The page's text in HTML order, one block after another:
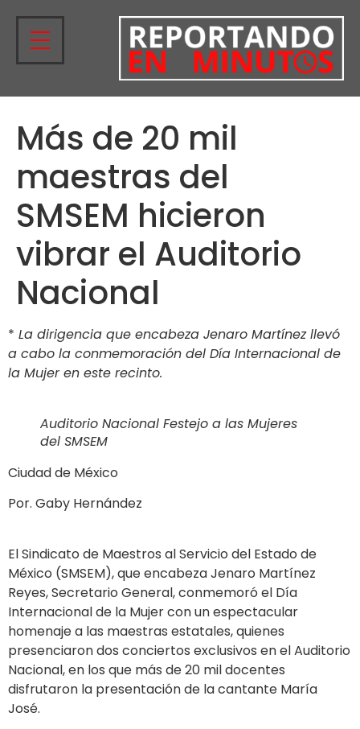
Más de 20 mil
maestras del
SMSEM hicieron
vibrar el Auditorio
Nacional
* La dirigencia que encabeza Jenaro Martínez llevó
a cabo la conmemoración del Día Internacional de
la Mujer en este recinto.
Auditorio Nacional Festejo a las Mujeres
del SMSEM
Ciudad de México
Por. Gaby Hernández
El Sindicato de Maestros al Servicio del Estado de
México (SMSEM), que encabeza Jenaro Martínez
Reyes, Secretario General, conmemoró el Día
Internacional de la Mujer con un espectacular
homenaje a las maestras estatales, quienes
presenciaron dos conciertos exclusivos en el Auditorio
Nacional, en los que más de 20 mil docentes
disfrutaron la presentación de la cantante María
José.